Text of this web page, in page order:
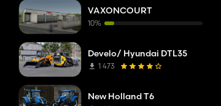
VAXONCOURT
10%
Develo/ Hyundai DTL35
1 473
New Holland T6